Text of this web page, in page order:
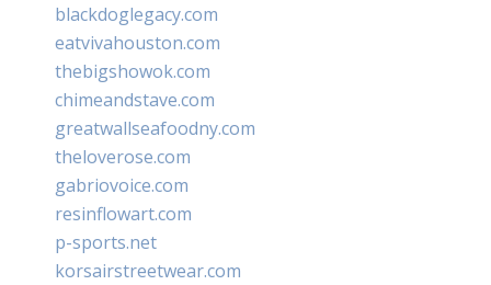
blackdoglegacy.com
eatvivahouston.com
thebigshowok.com
chimeandstave.com
greatwallseafoodny.com
theloverose.com
gabriovoice.com
resinflowart.com
p-sports.net
korsairstreetwear.com